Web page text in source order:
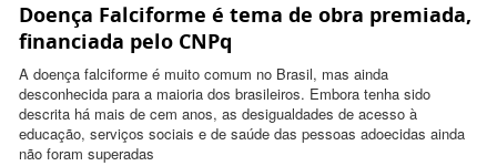
11:33:00 -0200
Doença Falciforme é tema de obra premiada,
financiada pelo CNPq
A doença falciforme é muito comum no Brasil, mas ainda
desconhecida para a maioria dos brasileiros. Embora tenha sido
descrita há mais de cem anos, as desigualdades de acesso à
educação, serviços sociais e de saúde das pessoas adoecidas ainda
não foram superadas